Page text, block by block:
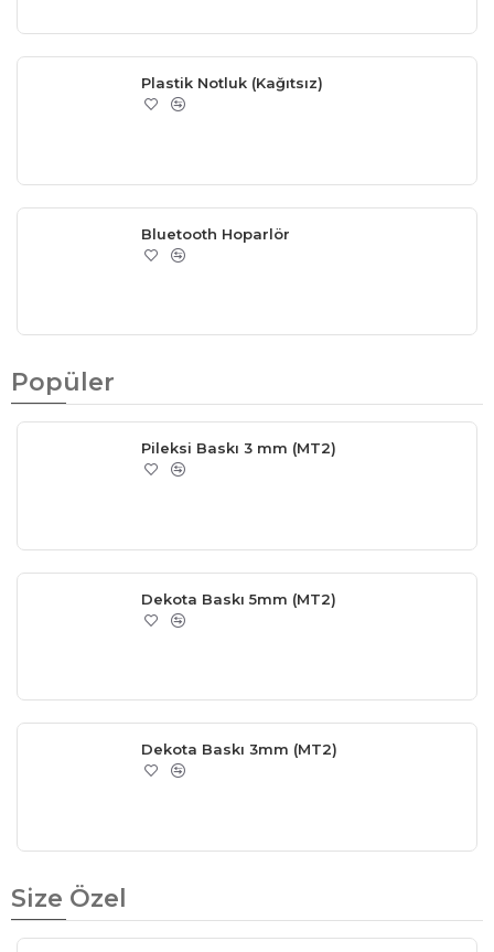
Plastik Notluk (Kağıtsız)
Bluetooth Hoparlör
Popüler
Pileksi Baskı 3 mm (MT2)
Dekota Baskı 5mm (MT2)
Dekota Baskı 3mm (MT2)
Size Özel